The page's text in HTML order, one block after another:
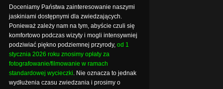
Doceniamy Państwa zainteresowanie naszymi
jaskiniami dostępnymi dla zwiedzających.
Ponieważ zależy nam na tym, abyście czuli się
komfortowo podczas wizyty i mogli intensywniej
podziwiać piękno podziemnej przyrody, od 1
stycznia 2026 roku znosimy opłaty za
fotografowanie/filmowanie w ramach
standardowej wycieczki. Nie oznacza to jednak
wydłużenia czasu zwiedzania i prosimy o